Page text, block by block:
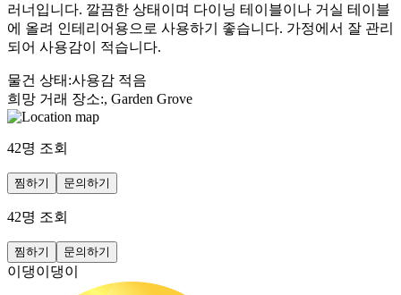
러너입니다. 깔끔한 상태이며 다이닝 테이블이나 거실 테이블
에 올려 인테리어용으로 사용하기 좋습니다. 가정에서 잘 관리
되어 사용감이 적습니다.
물건 상태 :사용감 적음
희망 거래 장소:, Garden Grove
42명 조회
찜하기 문의하기
42명 조회
찜하기 문의하기
이댕이댕이